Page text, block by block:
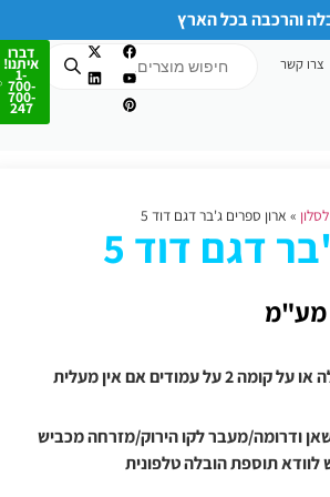
והרכבה בכל הארץ
צרו קשר
דברו
איתנו!
1-
700-
700-
247
» ארון ספרים ג'בר דגם דוד 5
דגם דוד 5
מע"מ
כביש 90 מבית שאן ודרומה/מעבר לקו הירוק/מזרחה מכביש